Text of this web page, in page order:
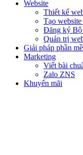
Website
Thiết kế
Tạo website
Đăng ký
Quản trị
Giải pháp phần
Marketing
Viết bài
Zalo ZNS
Khuyến mãi